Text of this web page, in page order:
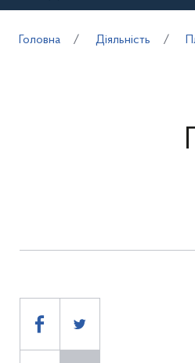
Головна Діяльність